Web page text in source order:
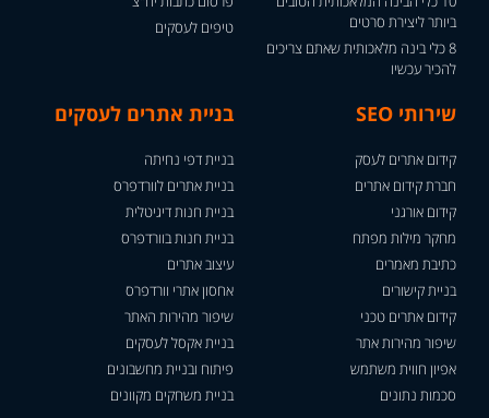
ביותר ליצירת סרטים
8 כלי בינה מלאכותית שאתם צריכים
להכיר עכשיו
טיפים לעסקים
שירותי SEO
קידום אתרים לעסק
חברת קידום אתרים
קידום אורגני
מחקר מילות מפתח
כתיבת מאמרים
בניית קישורים
קידום אתרים טכני
שיפור מהירות אתר
אפיון חווית משתמש
סכמות נתונים
בניית אתרים לעסקים
בניית דפי נחיתה
בניית אתרים לוורדפרס
בניית חנות דיגיטלית
בניית חנות בוורדפרס
עיצוב אתרים
אחסון אתרי וורדפרס
שיפור מהירות האתר
בניית אקסל לעסקים
פיתוח ובניית מחשבונים
בניית משחקים מקוונים